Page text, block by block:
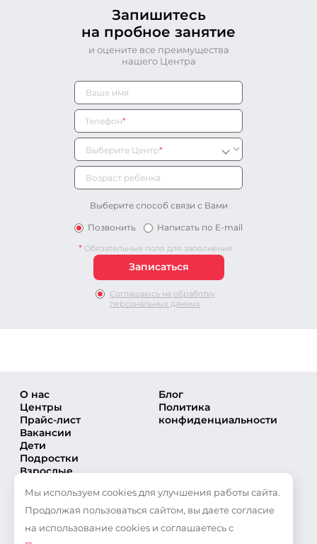
Запишитесь
на пробное занятие
и оцените все преимущества
нашего Центра
Телефон*
Выберите Центр*
Выберите способ связи с Вами
Позвонить
Написать по E-mail
* Обязательные поля для заполнения
Соглашаюсь на обработку
персональных данных
О нас
Центры
Прайс-лист
Вакансии
Дети
Подростки
Взрослые
Секции
Тренеры
Частые вопросы
Блог
Политика
конфиденциальности
Мы используем cookies для улучшения работы сайта.
Продолжая пользоваться сайтом, вы даете согласие
на использование cookies и соглашаетесь с